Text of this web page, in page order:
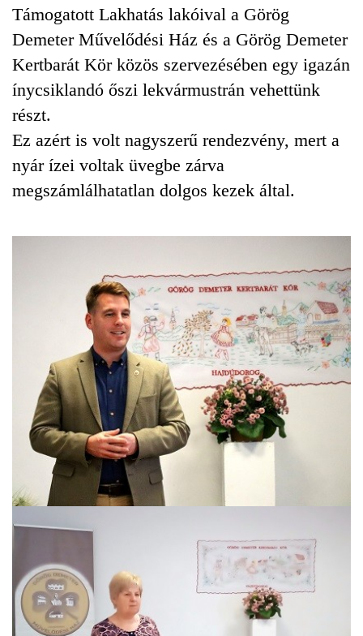
Támogatott Lakhatás lakóival a Görög
Demeter Művelődési Ház és a Görög Demeter
Kertbarát Kör közös szervezésében egy igazán
ínycsiklandó őszi lekvármustrán vehettünk
részt.
Ez azért is volt nagyszerű rendezvény, mert a
nyár ízei voltak üvegbe zárva
megszámlálhatatlan dolgos kezek által.